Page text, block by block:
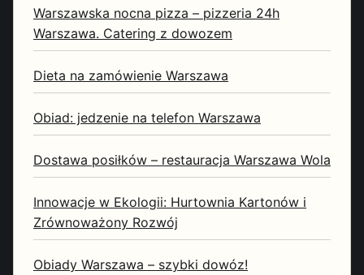
Warszawska nocna pizza – pizzeria 24h
Warszawa. Catering z dowozem
Dieta na zamówienie Warszawa
Obiad: jedzenie na telefon Warszawa
Dostawa posiłków – restauracja Warszawa Wola
Innowacje w Ekologii: Hurtownia Kartonów i
Zrównoważony Rozwój
Obiady Warszawa – szybki dowóz!